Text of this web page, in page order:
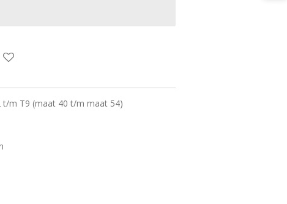
t/m T9 (maat 40 t/m maat 54)